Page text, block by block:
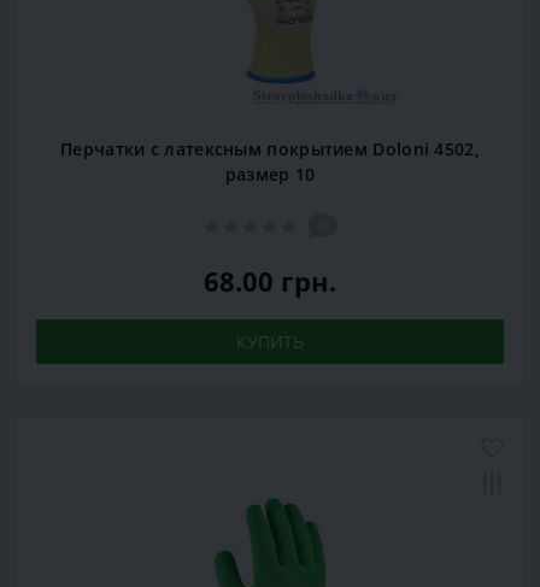
Перчатки с латексным покрытием Doloni 4502,
размер 10
68.00 грн.
КУПИТЬ